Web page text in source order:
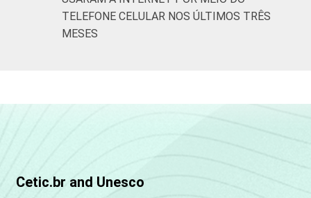
2º ano do
refere apenas aos resultados da alternativa
TELEFONE CELULAR NOS ÚLTIMOS TRÊS
MESES
Cetic.br and Unesco